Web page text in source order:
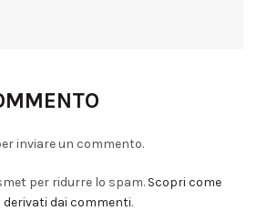
inviare un commento.
per ridurre lo spam. Scopri come
dai commenti.